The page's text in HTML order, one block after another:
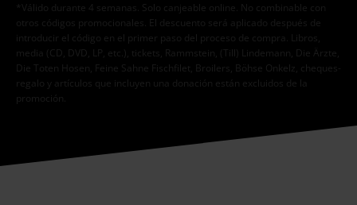
*Válido durante 4 semanas. Solo canjeable online. No combinable con
otros códigos promocionales. El descuento será aplicado después de
introducir el código en el primer paso del proceso de compra. Libros,
media (CD, DVD, LP, etc.), tickets, Rammstein, (Till) Lindemann, Die Ärzte,
Die Toten Hosen, Feine Sahne Fischfilet, Broilers, Böhse Onkelz, cheques-
regalo y artículos que incluyen una donación están excluidos de la
promoción.